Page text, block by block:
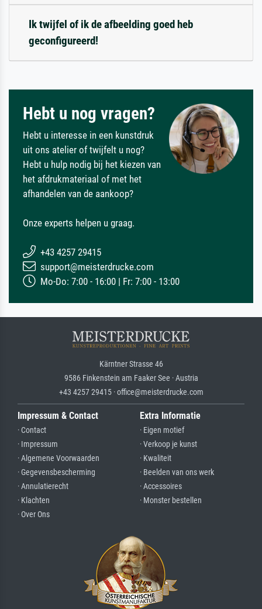
Ik twijfel of ik de afbeelding goed heb
geconfigureerd!
Hebt u nog vragen?
Hebt u interesse in een kunstdruk
uit ons atelier of twijfelt u nog?
Hebt u hulp nodig bij het kiezen van
het afdrukmateriaal of met het
afhandelen van de aankoop?
Onze experts helpen u graag.
+43 4257 29415
support@meisterdrucke.com
Mo-Do: 7:00 - 16:00 | Fr: 7:00 - 13:00
Kärntner Strasse 46
9586 Finkenstein am Faaker See · Austria
+43 4257 29415 · office@meisterdrucke.com
Impressum & Contact
· Contact
· Impressum
· Algemene Voorwaarden
· Gegevensbescherming
· Annulatierecht
· Klachten
· Over Ons
Extra Informatie
· Eigen motief
· Verkoop je kunst
· Kwaliteit
· Beelden van ons werk
· Accessoires
· Monster bestellen